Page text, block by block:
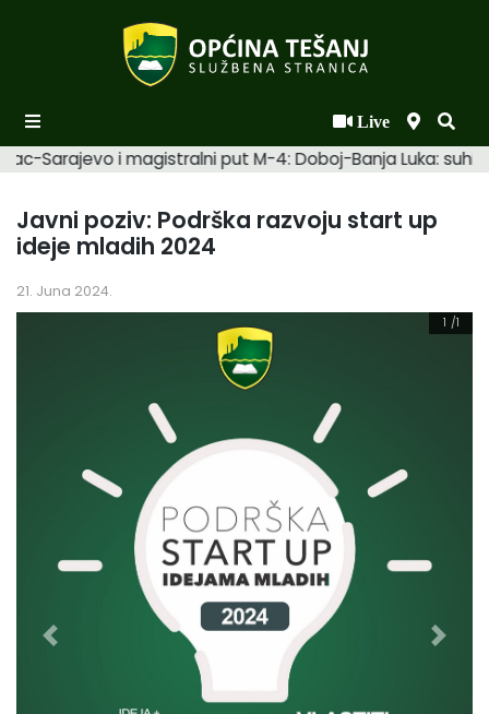
Live
Podaci o Općini
Općinski načelnik
Sarajevo i magistralni put M-4: Doboj-Banja Luka:
Javni poziv: Podrška razvoju start up
ideje mladih 2024
21. Juna 2024.
1 /1